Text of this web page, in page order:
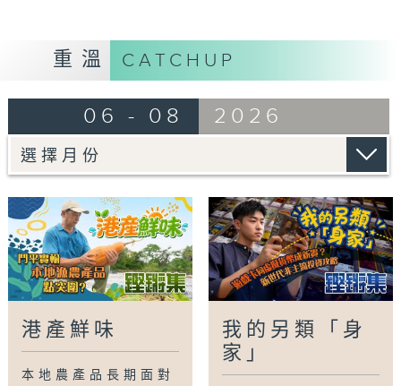
Tag: 香港品質保證局 , 食品安全
重溫 CATCHUP
06 - 08 2026
港產鮮味
本地農產品長期面對
我的另類「身
家」